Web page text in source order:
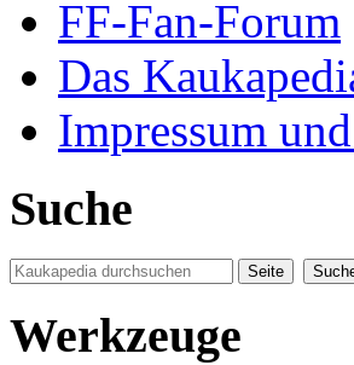
FF-Fan-Forum
Das
Impressum
Suche
Werkzeuge